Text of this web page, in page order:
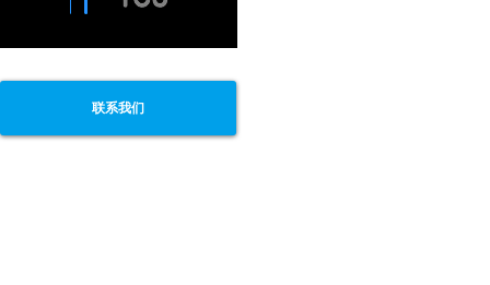
联系我们